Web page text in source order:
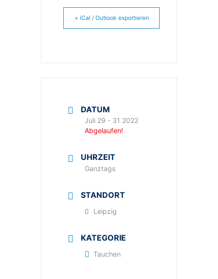
+ iCal / Outlook exportieren
DATUM
Juli 29 - 31 2022
Abgelaufen!
UHRZEIT
Ganztags
STANDORT
Leipzig
KATEGORIE
Tauchen